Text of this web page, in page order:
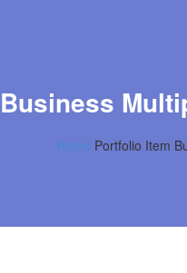
Business
Home Portfolio Item